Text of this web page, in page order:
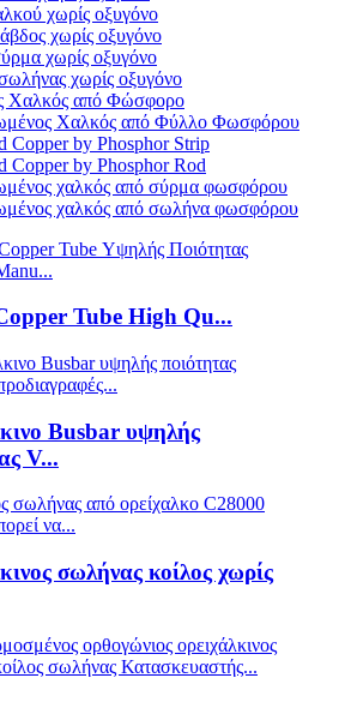
χωρίς οξυγόνο
χωρίς οξυγόνο
χωρίς οξυγόνο
χωρίς οξυγόνο
Χαλκός από Φώσφορο
Χαλκός από Φύλλο Φωσφόρου
Copper by Phosphor Strip
Copper by Phosphor Rod
χαλκός από σύρμα φωσφόρου
χαλκός από σωλήνα φωσφόρου
Tube High Qu...
Busbar υψηλής
V...
σωλήνας κοίλος χωρίς